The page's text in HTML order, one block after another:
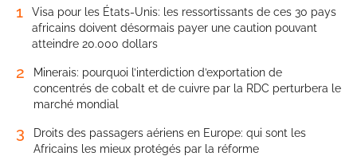
1
Visa pour les États-Unis: les ressortissants de ces 30 pays
africains doivent désormais payer une caution pouvant
atteindre 20.000 dollars
2
Minerais: pourquoi l’interdiction d’exportation de
concentrés de cobalt et de cuivre par la RDC perturbera le
marché mondial
3
Droits des passagers aériens en Europe: qui sont les
Africains les mieux protégés par la réforme